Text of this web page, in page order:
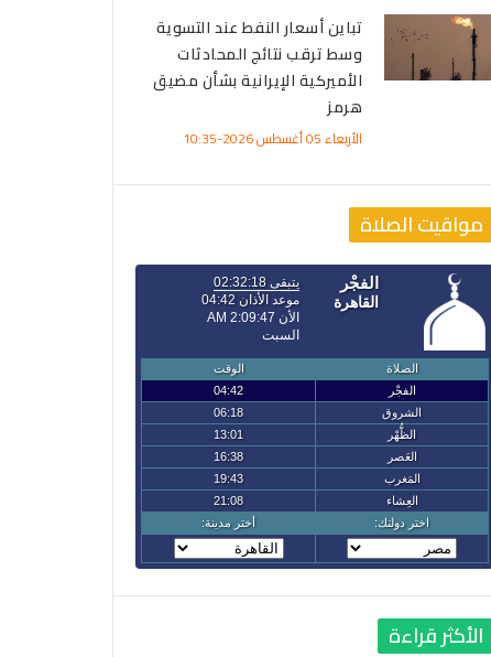
تباين أسعار النفط عند التسوية
وسط ترقب نتائج المحادثات
الأميركية الإيرانية بشأن مضيق
هرمز
الأربعاء 05 أغسطس 2026-10:35
مواقيت الصلاة
الأكثر قراءة